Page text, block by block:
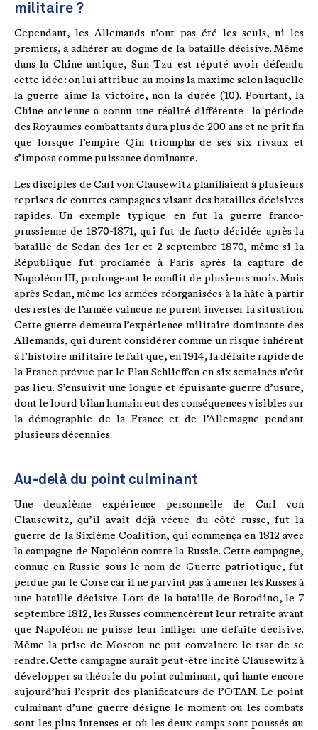
militaire ?
Cependant, les Allemands n’ont pas été les seuls, ni les
premiers, à adhérer au dogme de la bataille décisive. Même
dans la Chine antique, Sun Tzu est réputé avoir défendu
cette idée : on lui attribue au moins la maxime selon laquelle
la guerre aime la victoire, non la durée (10). Pourtant, la
Chine ancienne a connu une réalité différente : la période
des Royaumes combattants dura plus de 200 ans et ne prit fin
que lorsque l’empire Qin triompha de ses six rivaux et
s’imposa comme puissance dominante.
Les disciples de Carl von Clausewitz planifiaient à plusieurs
reprises de courtes campagnes visant des batailles décisives
rapides. Un exemple typique en fut la guerre franco-
prussienne de 1870-1871, qui fut de facto décidée après la
bataille de Sedan des 1er et 2 septembre 1870, même si la
République fut proclamée à Paris après la capture de
Napoléon III, prolongeant le conflit de plusieurs mois. Mais
après Sedan, même les armées réorganisées à la hâte à partir
des restes de l’armée vaincue ne purent inverser la situation.
Cette guerre demeura l’expérience militaire dominante des
Allemands, qui durent considérer comme un risque inhérent
à l’histoire militaire le fait que, en 1914, la défaite rapide de
la France prévue par le Plan Schlieffen en six semaines n’eût
pas lieu. S’ensuivit une longue et épuisante guerre d’usure,
dont le lourd bilan humain eut des conséquences visibles sur
la démographie de la France et de l’Allemagne pendant
plusieurs décennies.
Au-delà du point culminant
Une deuxième expérience personnelle de Carl von
Clausewitz, qu’il avait déjà vécue du côté russe, fut la
guerre de la Sixième Coalition, qui commença en 1812 avec
la campagne de Napoléon contre la Russie. Cette campagne,
connue en Russie sous le nom de Guerre patriotique, fut
perdue par le Corse car il ne parvint pas à amener les Russes à
une bataille décisive. Lors de la bataille de Borodino, le 7
septembre 1812, les Russes commencèrent leur retraite avant
que Napoléon ne puisse leur infliger une défaite décisive.
Même la prise de Moscou ne put convaincre le tsar de se
rendre. Cette campagne aurait peut-être incité Clausewitz à
développer sa théorie du point culminant, qui hante encore
aujourd’hui l’esprit des planificateurs de l’OTAN. Le point
culminant d’une guerre désigne le moment où les combats
sont les plus intenses et où les deux camps sont poussés au